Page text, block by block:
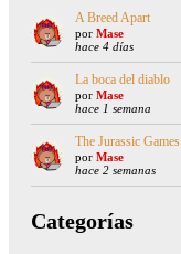
A Breed Apart
por Mase
hace 4 días
La boca del diablo
por Mase
hace 1 semana
The Jurassic Games
por Mase
hace 2 semanas
Categorías